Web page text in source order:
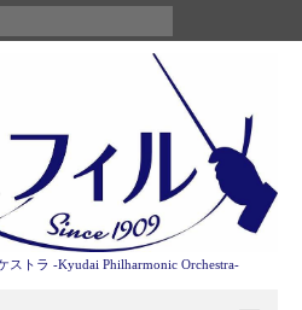
ストラ -Kyudai Philharmonic Orchestra-